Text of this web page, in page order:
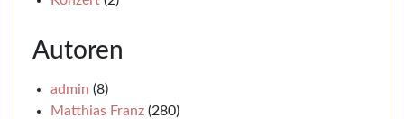
Autoren
admin (8)
Matthias Franz (280)